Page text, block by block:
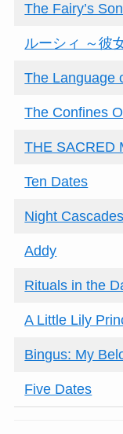
The Fairy’s
ルーシィ ～彼
The Language
The Confines
THE SACRED
Ten Dates
Night Cascades
Addy
Rituals in the
A Little Lily
Bingus: My
Five Dates